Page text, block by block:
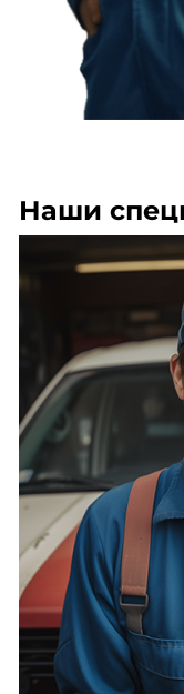
Наши